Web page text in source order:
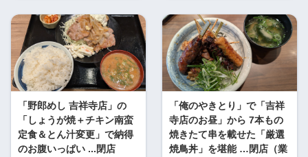
「野郎めし 吉祥寺店」の
「しょうが焼＋チキン南蛮
定食＆とん汁変更」で納得
のお腹いっぱい ...閉店
「俺のやきとり」で「吉祥
寺店のお昼」から 7本もの
焼きたて串を載せた「厳選
焼鳥丼」を堪能 …閉店（業